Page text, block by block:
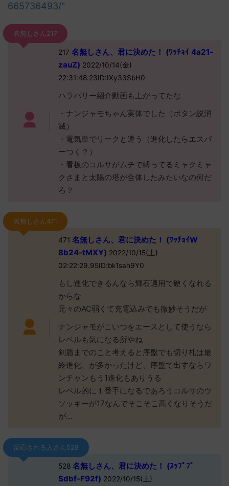
665736493/"
名無しさん217
217 名無しさん、君に決めた！ (ﾜｯﾁｮｲ 4a21-
zauZ) 2022/10/14(金)
22:31:48.23ID:IXy33SbH0
ハラバリー紹介動画も上がってたな
・ナンジャモちゃん実体でした（ボタン説消
滅）
・電気単でリークと違う（進化したらエスパ
ーつく？）
・看板のコルサがムチで縛ってるミャクミャ
クさまと太陽の塔が合体したみたいなの何だ
ろ？
名無しさん471
471 名無しさん、君に決めた！ (ﾜｯﾁｮｲW
8b24-tMXY) 2022/10/15(土)
02:22:29.95ID:bk1sah9Y0
もし進化できるんなら輝石適用で硬くなれる
からな
元々のAC弱くて充電込みでも微妙そうだが
ナンジャモがこいつをエースとして使うなら
レベルも気になる所やね
剣盾までのこと考えると序盤でも切り札は最
終進化、が多かったけど、序盤で出すならワ
ンチャンもう1進化もありうる
レベル的に１番手になるであろうコルサのウ
ソッキーが17なんでそこそこ高くなりそうだ
が…
反応される人さん528
528名無しさん、君に決めた！ (ｽｯﾌﾟﾌﾟ
Sdbf-F92f) 2022/10/15(土)